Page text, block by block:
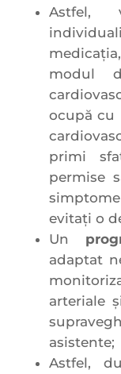
Astfel,
modul
ocupă cu
primi
permise
evitați o
Un
adaptat
arteriale
asistente;
Astfel,